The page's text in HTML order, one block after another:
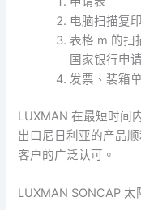
电脑扫描复印
表格 m 的扫
国家银行申
发票、装箱
LUXMAN 在最短时间
出口尼日利亚的产品
客户的广泛认可。
LUXMAN SONCAP 太